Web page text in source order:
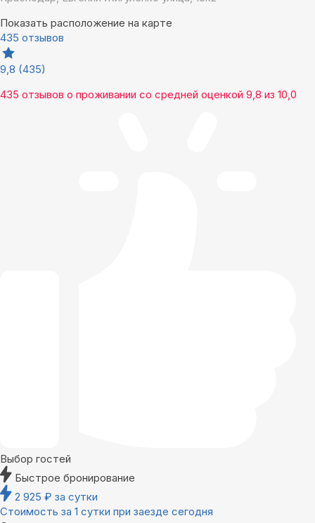
Показать расположение на карте
435 отзывов
9,8 (435)
435 отзывов о проживании со средней оценкой 9,8 из 10,0
Выбор гостей
Быстрое бронирование
2 925 ₽ за сутки
Стоимость за 1 сутки при заезде сегодня